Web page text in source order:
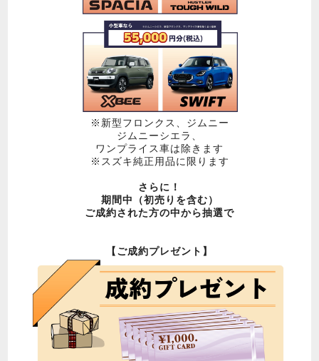
※新型フロンクス、ジムニー
ジムニーシエラ、
ワンプライス車は除きます
※スズキ純正用品に限ります
さらに！
期間中（初売りを含む）
ご成約された方の中から抽選で
【ご成約プレゼント】